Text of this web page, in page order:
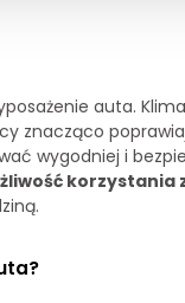
auta.
znacząco
wygodniej i
korzystania